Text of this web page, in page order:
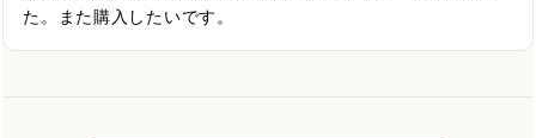
た。また購入したいです。